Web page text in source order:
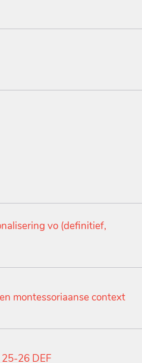
vo (definitief,
montessoriaanse context
26 DEF